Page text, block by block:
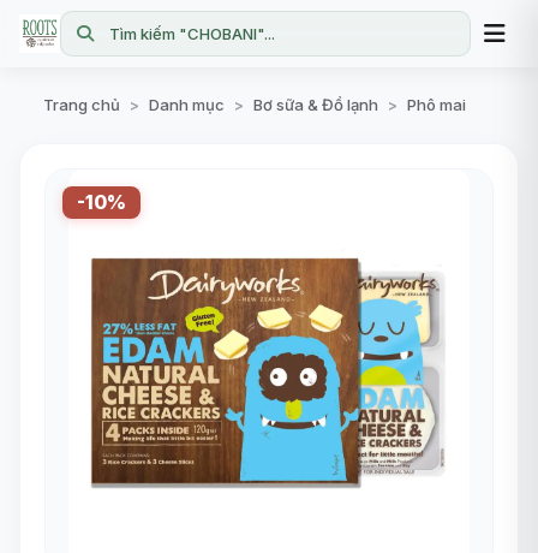
Tìm kiếm "CHOBANI"...
Trang chủ > Danh mục > Bơ sữa & Đồ lạnh > Phô mai
-10%